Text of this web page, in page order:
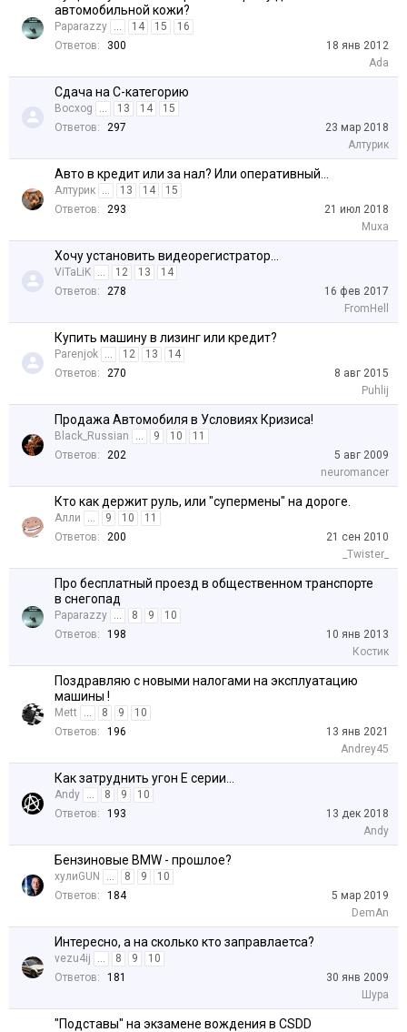
автомобильной кожи?
Paparazzy ... 14 15
16
Ответов:
300
18 янв 2012
Ada
Сдача на C-категорию
Bocxog ... 13 14
15
Ответов:
297
23 мар 2018
Алтурик
Авто в кредит или за нал? Или оперативный...
Алтурик ... 13 14
15
Ответов:
293
21 июл 2018
Muxa
Хочу установить видеорегистратор...
ViTaLiK ... 12 13
14
Ответов:
278
16 фев 2017
FromHell
Купить машину в лизинг или кредит?
Parenjok ... 12 13
14
Ответов:
270
8 авг 2015
Puhlij
Продажа Автомобиля в Условиях Кризиса!
Black_Russian ... 9 10
11
Ответов:
202
5 авг 2009
neuromancer
Кто как держит руль, или "супермены" на дороге.
Алли ... 9 10
11
Ответов:
200
21 сен 2010
_Twister_
Про бесплатный проезд в общественном транспорте
в снегопад
Paparazzy ... 8 9
10
Ответов:
198
10 янв 2013
Костик
Поздравляю с новыми налогами на эксплуатацию
машины !
Mett ... 8 9
10
Ответов:
196
13 янв 2021
Andrey45
Как затруднить угон E серии...
Andy ... 8 9
10
Ответов:
193
13 дек 2018
Andy
Бензиновые BMW - прошлое?
хулиGUN ... 8 9
10
Ответов:
184
5 мар 2019
DemAn
Интересно, а на сколько кто заправлаетса?
vezu4ij ... 8 9
10
Ответов:
181
30 янв 2009
Шура
"Подставы" на экзамене вождения в CSDD